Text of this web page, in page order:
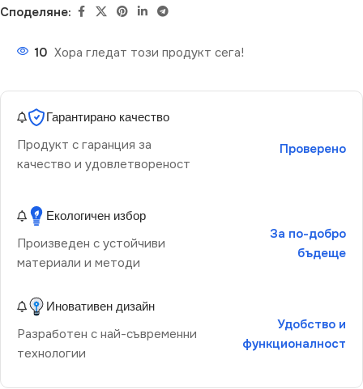
Споделяне:
10 Хора гледат този продукт сега!
Гарантирано качество
Продукт с гаранция за
качество и удовлетвореност
Проверено
Екологичен избор
Произведен с устойчиви
материали и методи
За по-добро
бъдеще
Иновативен дизайн
Разработен с най-съвременни
технологии
Удобство и
функционалност